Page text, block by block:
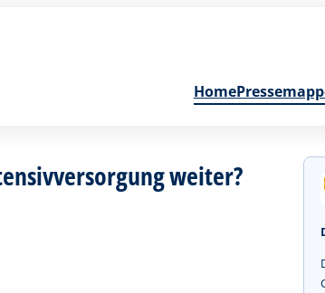
Home
weiter?